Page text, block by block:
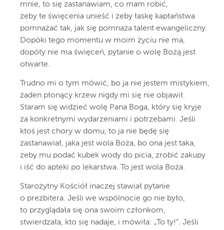
mnie, to się zastanawiam, co mam robić,
żeby te święcenia unieść i żeby łaskę kapłaństwa
pomnażać tak, jak się pomnaża talent ewangeliczny.
Dopóki tego momentu w moim życiu nie ma,
dopóty nie ma święceń, pytanie o wolę Bożą jest
otwarte.
Trudno mi o tym mówić, bo ja nie jestem mistykiem,
żaden płonący krzew nigdy mi się nie objawił.
Staram się widzieć wolę Pana Boga, który się kryje
za konkretnymi wydarzeniami i potrzebami. Jeśli
ktoś jest chory w domu, to ja nie będę się
zastanawiał, jaka jest wola Boża, bo ona jest taka,
żeby mu podać kubek wody do picia, zrobić zakupy
i iść do apteki po lekarstwa. To jest wola Boża.
Starożytny Kościół inaczej stawiał pytanie
o prezbitera. Jeśli we wspólnocie go nie było,
to przyglądała się ona swoim członkom,
stwierdzała, kto się nadaje, i mówiła: „To ty!”. Jeśli